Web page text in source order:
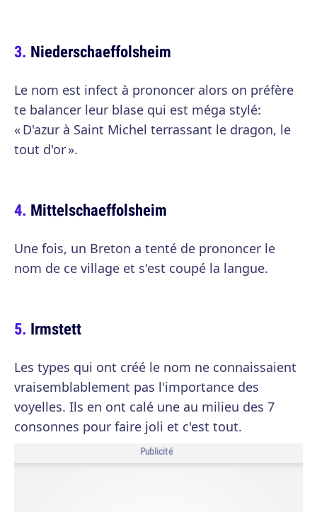
Niederschaeffolsheim
Le nom est infect à prononcer alors on préfère
te balancer leur blase qui est méga stylé:
« D'azur à Saint Michel terrassant le dragon, le
tout d'or ».
Mittelschaeffolsheim
Une fois, un Breton a tenté de prononcer le
nom de ce village et s'est coupé la langue.
Irmstett
Les types qui ont créé le nom ne connaissaient
vraisemblablement pas l'importance des
voyelles. Ils en ont calé une au milieu des 7
consonnes pour faire joli et c'est tout.
Publicité